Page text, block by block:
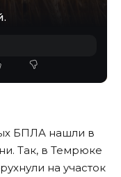
БПЛА нашли в
Так, в Темрюке
на участок